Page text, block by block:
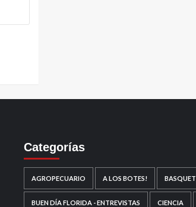
Categorías
AGROPECUARIO A LOS BOTES!
BUEN DÍA FLORIDA - ENTREVISTAS CIENCIA